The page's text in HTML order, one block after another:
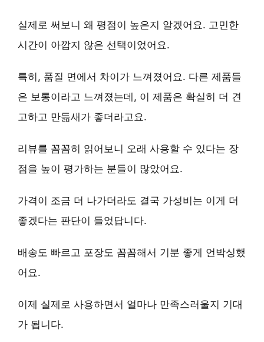
실제로 써보니 왜 평점이 높은지 알겠어요. 고민한
시간이 아깝지 않은 선택이었어요.
특히, 품질 면에서 차이 가 느껴졌어요. 다른 제품들
은 보통이라고 느껴졌는데, 이 제품은 확실히 더 견
고하고 만듦새가 좋더라고요.
리뷰를 꼼꼼히 읽어보니 오래 사용할 수 있다는 장
점을 높이 평가하는 분들이 많았어요.
가격이 조금 더 나가더라도 결국 가성비는 이게 더
좋겠다는 판단이 들었답니다.
배송도 빠르고 포장도 꼼꼼해서 기분 좋게 언박싱했
어요.
이제 실제로 사용하면서 얼마나 만족스러울지 기대
가 됩니다.